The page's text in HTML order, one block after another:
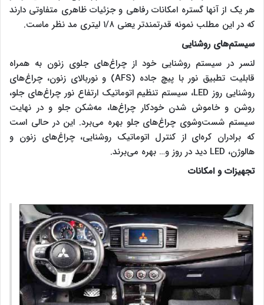
هر یک از آنها گستره امکانات رفاهی و جزئیات ظاهری متفاوتی دارند
که در این مطلب نمونه قدرتمندتر یعنی ۱/۸ لیتری مد نظر ماست.
سیستم‌های روشنایی
لنسر در سیستم روشنایی خود از چراغ‌های جلوی زنون به همراه
قابلیت تطبیق نور با پیچ جاده (AFS) و نوربالای زنون، چراغ‌های
روشنایی روز LED، سیستم تنظیم اتوماتیک ارتفاع نور چراغ‌های جلو،
روشن و خاموش شدن خودکار چراغ‌ها، مه‌شکن جلو و در نهایت
سیستم شست‌و‌شوی چراغ‌های جلو بهره می‌برد. این در حالی است
که برادران کره‌ای از کنترل اتوماتیک روشنایی، چراغ‌های زنون و
هالوژن، LED دید در روز و… بهره می‌برند.
تجهیزات و امکانات